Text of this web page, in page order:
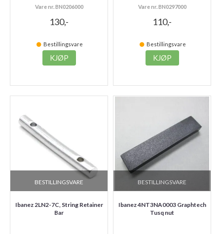
Vare nr. BN0206000
130,-
Bestillingsvare
KJØP
Vare nr. BN0297000
110,-
Bestillingsvare
KJØP
BESTILLINGSVARE
Ibanez 2LN2-7C, String Retainer
Bar
BESTILLINGSVARE
Ibanez 4NT3NA0003 Graphtech
Tusq nut